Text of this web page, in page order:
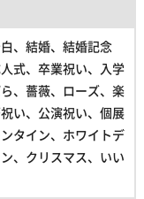
、結婚、結婚記念
式、卒業祝い、入学
、薔薇、ローズ、楽
い、公演祝い、個展
タイン、ホワイトデ
、クリスマス、いい